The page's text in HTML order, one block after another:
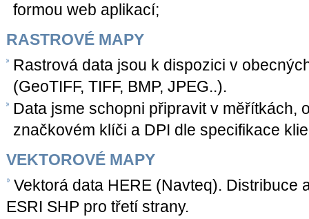
formou web aplikací;
RASTROVÉ MAPY
Rastrová data jsou k dispozici v
(GeoTIFF, TIFF, BMP, JPEG..).
Data jsme schopni připravit v měřítkách,
značkovém klíči a DPI dle specifikace
VEKTOROVÉ MAPY
Vektorá data HERE (Navteq). Distribuce
ESRI SHP pro třetí strany.